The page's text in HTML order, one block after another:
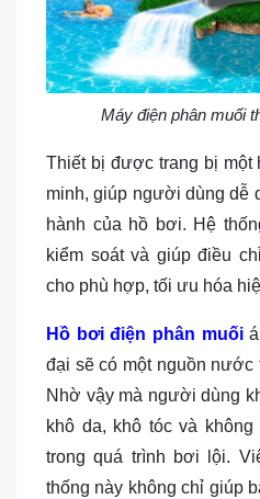
Máy điện phân muối
Thiết bị được trang bị một
minh, giúp người dùng dễ
hành của hồ bơi. Hệ
kiểm soát và giúp điều
cho phù hợp, tối ưu hóa
Hồ bơi điện phân muối
đại sẽ có một nguồn
Nhờ vậy mà người dùng
khô da, khô tóc và
trong quá trình bơi lội.
thống này không chỉ giúp